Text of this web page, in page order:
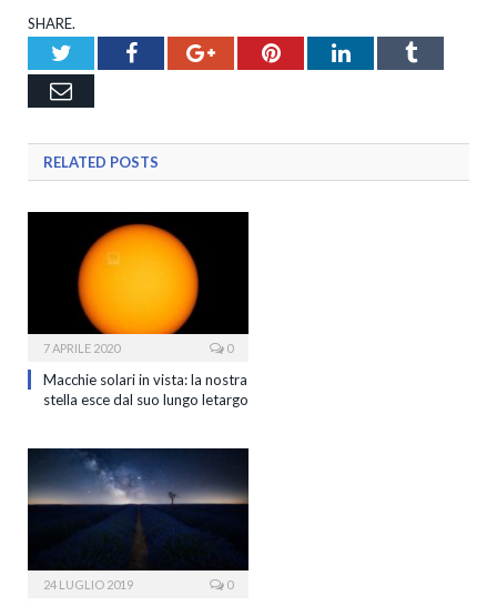
SHARE.
TwitterFacebookGoogle+PinterestLinkedInTumblr
Email
RELATED POSTS
7 APRILE 2020 0
Macchie solari in vista: la nostra
stella esce dal suo lungo letargo
24 LUGLIO 2019 0